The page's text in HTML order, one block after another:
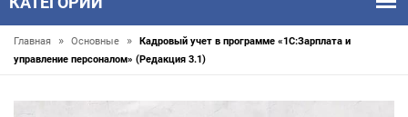
Главная » Основные »
Кадровый учет в программе «1С:Зарплата и
управление персоналом» (Редакция 3.1)